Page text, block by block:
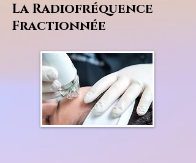
La Radiofréquence
Fractionnée